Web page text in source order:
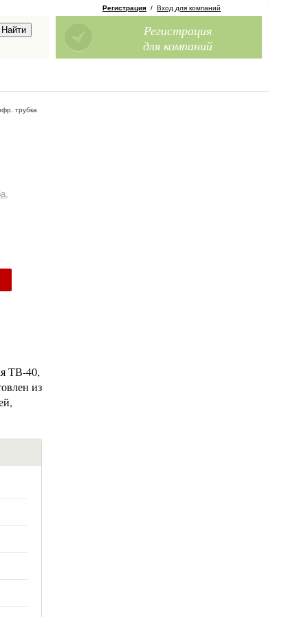
Регистрация / Вход для компаний
Регистрация
для компаний
трубка
ТВ-40,
из